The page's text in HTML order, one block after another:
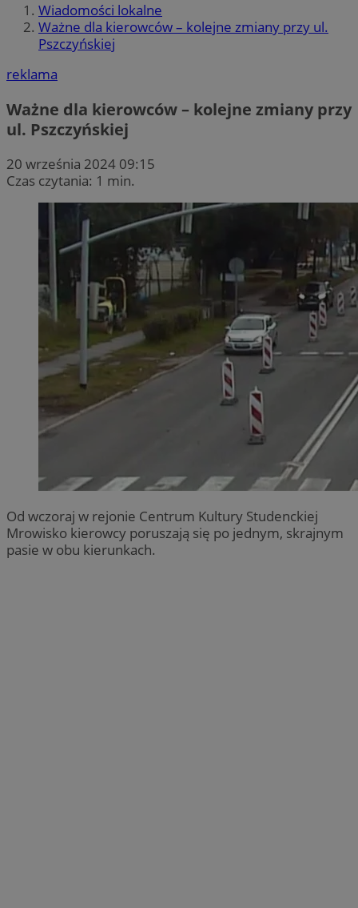
Wiadomości lokalne
Ważne dla kierowców – kolejne zmiany przy ul.
Pszczyńskiej
reklama
Ważne dla kierowców – kolejne zmiany przy
ul. Pszczyńskiej
20 września 2024 09:15
Czas czytania: 1 min.
Od wczoraj w rejonie Centrum Kultury Studenckiej
Mrowisko kierowcy poruszają się po jednym, skrajnym
pasie w obu kierunkach.